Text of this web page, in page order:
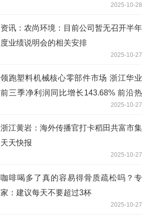
2025-10-28
资讯：农尚环境：目前公司暂无召开半年
度业绩说明会的相关安排
2025-10-27
领跑塑料机械核心零部件市场 浙江华业
前三季净利润同比增长143.68% 前沿热
2025-10-27
浙江黄岩：海外传播官打卡稻田共富市集
天天快报
2025-10-27
咖啡喝多了真的容易得骨质疏松吗？专
家：建议每天不要超过3杯
2025-10-27